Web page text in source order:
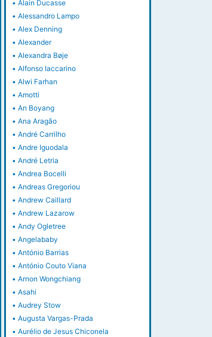
•Alain Ducasse
•Alessandro Lampo
•Alex Denning
•Alexander
•Alexandra Bøje
•Alfonso Iaccarino
•Alwi Farhan
•Amotti
•An Boyang
•Ana Aragão
•André Carrilho
•Andre Iguodala
•André Letria
•Andrea Bocelli
•Andreas Gregoriou
•Andrew Caillard
•Andrew Lazarow
•Andy Ogletree
•Angelababy
•António Barrias
•António Couto Viana
•Arnon Wongchiang
•Asahi
•Audrey Stow
•Augusta Vargas-Prada
•Aurélio de Jesus Chiconela